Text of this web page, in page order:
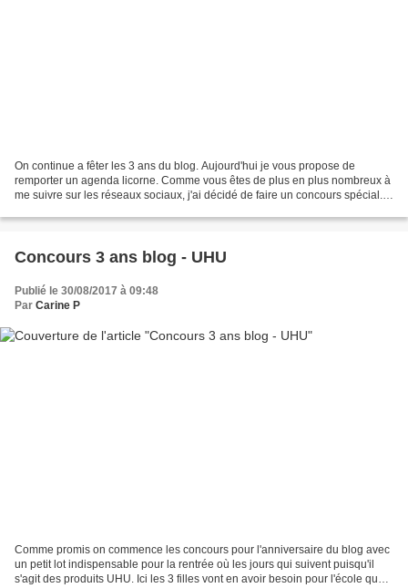
On continue a fêter les 3 ans du blog. Aujourd'hui je vous propose de
remporter un agenda licorne. Comme vous êtes de plus en plus nombreux à
me suivre sur les réseaux sociaux, j'ai décidé de faire un concours spécial.
Concours 3 ans blog - UHU
Publié le 30/08/2017 à 09:48
Par Carine P
Comme promis on commence les concours pour l'anniversaire du blog avec
un petit lot indispensable pour la rentrée où les jours qui suivent puisqu'il
s'agit des produits UHU. Ici les 3 filles vont en avoir besoin pour l'école que